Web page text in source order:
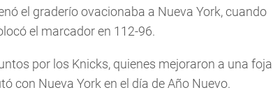
el graderío ovacionaba a Nueva York, cuando
el marcador en 112-96.
por los Knicks, quienes mejoraron a una foja
con Nueva York en el día de Año Nuevo.